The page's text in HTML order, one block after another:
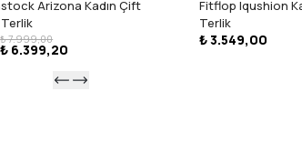
Arizona Kadın Çift
₺ 7.999,00
₺ 6.399,20
Fitflop Iqushion
Terlik
₺ 3.549,00